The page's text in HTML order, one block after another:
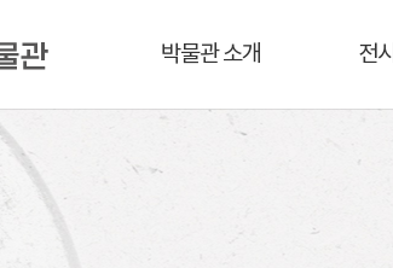
박물관 소개 전시